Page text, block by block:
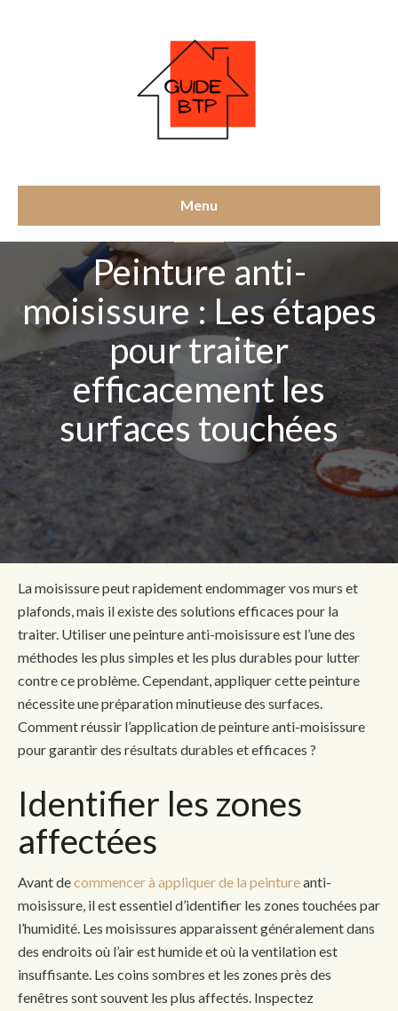
Menu
Peinture anti-
moisissure : Les étapes
pour traiter
efficacement les
surfaces touchées
La moisissure peut rapidement endommager vos murs et
plafonds, mais il existe des solutions efficaces pour la
traiter. Utiliser une peinture anti-moisissure est l’une des
méthodes les plus simples et les plus durables pour lutter
contre ce problème. Cependant, appliquer cette peinture
nécessite une préparation minutieuse des surfaces.
Comment réussir l’application de peinture anti-moisissure
pour garantir des résultats durables et efficaces ?
Identifier les zones
affectées
Avant decommencer à appliquer de la peintureanti-
moisissure, il est essentiel d’identifier les zones touchées par
l’humidité. Les moisissures apparaissent généralement dans
des endroits où l’air est humide et où la ventilation est
insuffisante. Les coins sombres et les zones près des
fenêtres sont souvent les plus affectés. Inspectez